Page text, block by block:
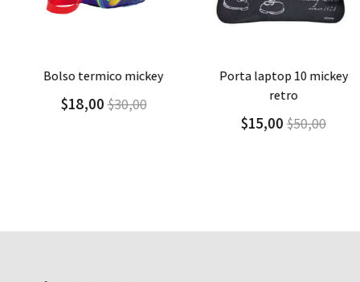
Agregar Detalle
bolso termico mickey
$18,00$30,00
Agregar Detalle
retro
$15,00$50,00